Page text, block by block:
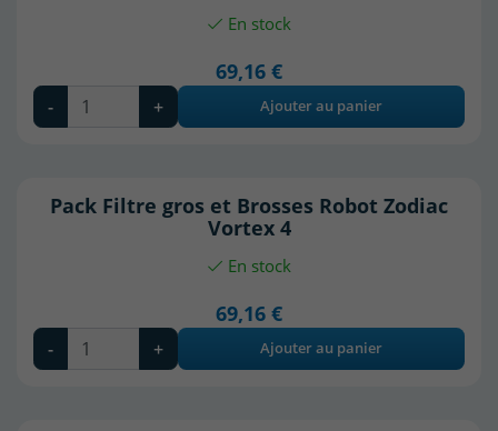
En stock
69,16 €
- + Ajouter au panier
Pack Filtre gros et Brosses Robot Zodiac
Vortex 4
En stock
69,16 €
- + Ajouter au panier